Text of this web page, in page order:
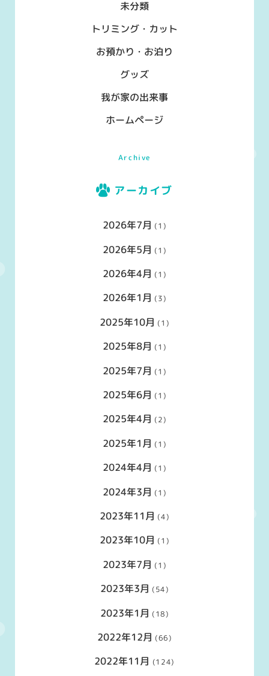
未分類
トリミング・カット
お預かり・お泊り
グッズ
我が家の出来事
ホームページ
Archive
アーカイブ
2026年7月 (1)
2026年5月 (1)
2026年4月 (1)
2026年1月 (3)
2025年10月 (1)
2025年8月 (1)
2025年7月 (1)
2025年6月 (1)
2025年4月 (2)
2025年1月 (1)
2024年4月 (1)
2024年3月 (1)
2023年11月 (4)
2023年10月 (1)
2023年7月 (1)
2023年3月 (54)
2023年1月 (18)
2022年12月 (66)
2022年11月 (124)